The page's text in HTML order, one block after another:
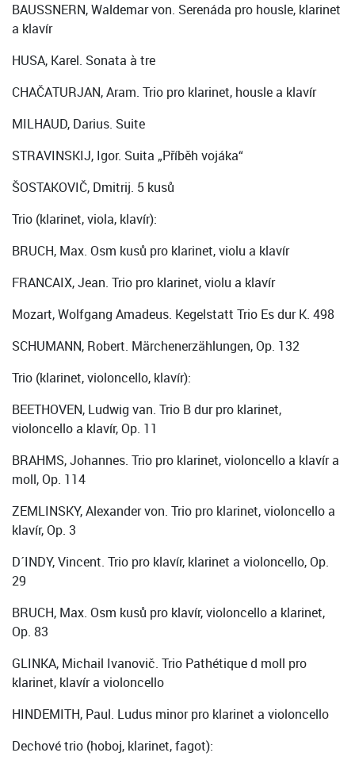
BAUSSNERN, Waldemar von. Serenáda pro housle, klarinet
a klavír
HUSA, Karel. Sonata à tre
CHAČATURJAN, Aram. Trio pro klarinet, housle a klavír
MILHAUD, Darius. Suite
STRAVINSKIJ, Igor. Suita „Příběh vojáka“
ŠOSTAKOVIČ, Dmitrij. 5 kusů
Trio (klarinet, viola, klavír):
BRUCH, Max. Osm kusů pro klarinet, violu a klavír
FRANCAIX, Jean. Trio pro klarinet, violu a klavír
Mozart, Wolfgang Amadeus. Kegelstatt Trio Es dur K. 498
SCHUMANN, Robert. Märchenerzählungen, Op. 132
Trio (klarinet, violoncello, klavír):
BEETHOVEN, Ludwig van. Trio B dur pro klarinet,
violoncello a klavír, Op. 11
BRAHMS, Johannes. Trio pro klarinet, violoncello a klavír a
moll, Op. 114
ZEMLINSKY, Alexander von. Trio pro klarinet, violoncello a
klavír, Op. 3
D´INDY, Vincent. Trio pro klavír, klarinet a violoncello, Op.
29
BRUCH, Max. Osm kusů pro klavír, violoncello a klarinet,
Op. 83
GLINKA, Michail Ivanovič. Trio Pathétique d moll pro
klarinet, klavír a violoncello
HINDEMITH, Paul. Ludus minor pro klarinet a violoncello
Dechové trio (hoboj, klarinet, fagot):